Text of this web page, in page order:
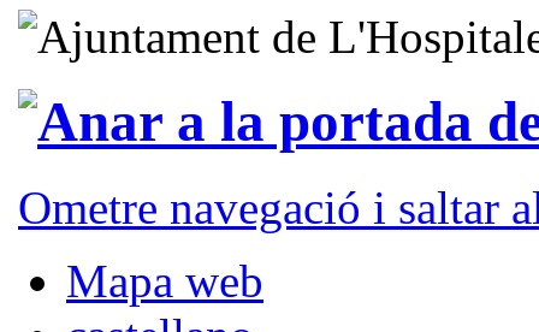
Ometre navegació i saltar
Mapa web